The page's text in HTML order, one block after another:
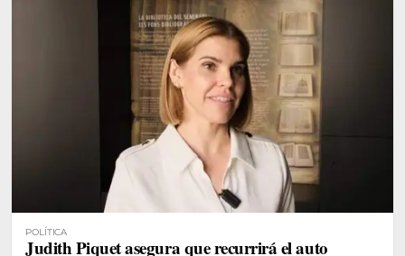
POLÍTICA
Judith Piquet asegura que recurrirá el auto